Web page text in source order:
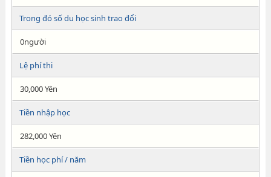
Trong đó số du học sinh trao đổi
0người
Lệ phí thi
30,000 Yên
Tiền nhập học
282,000 Yên
Tiền học phí / năm